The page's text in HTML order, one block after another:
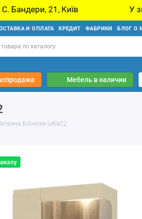
У звʼязку з
И ОПЛАТА КРЕДИТ ФАБРИКИ БЛОГ О
Мебель в наличии
Блонски LetisC2